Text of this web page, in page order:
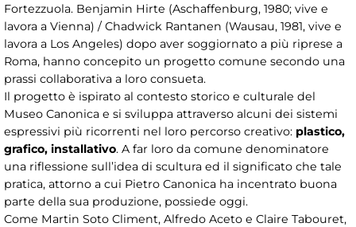
Fortezzuola. Benjamin Hirte (Aschaffenburg, 1980; vive e
lavora a Vienna) / Chadwick Rantanen (Wausau, 1981, vive e
lavora a Los Angeles) dopo aver soggiornato a più riprese a
Roma, hanno concepito un progetto comune secondo una
prassi collaborativa a loro consueta.
Il progetto è ispirato al contesto storico e culturale del
Museo Canonica e si sviluppa attraverso alcuni dei sistemi
espressivi più ricorrenti nel loro percorso creativo: plastico,
grafico, installativo. A far loro da comune denominatore
una riflessione sull’idea di scultura ed il significato che tale
pratica, attorno a cui Pietro Canonica ha incentrato buona
parte della sua produzione, possiede oggi.
Come Martin Soto Climent, Alfredo Aceto e Claire Tabouret,